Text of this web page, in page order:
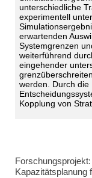
unterschiedliche
experimentell
erwartenden
Systemgrenzen
weiterführend
eingehender
werden. Durch
Kopplung von
Kapazitätsplanung